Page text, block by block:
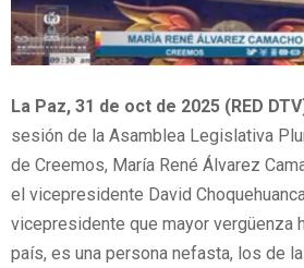
La Paz, 31 de oct de 2025 (RED
sesión de la Asamblea Legislativa
de Creemos, María René Álvarez
el vicepresidente David
vicepresidente que mayor vergüenza
país, es una persona nefasta, los de